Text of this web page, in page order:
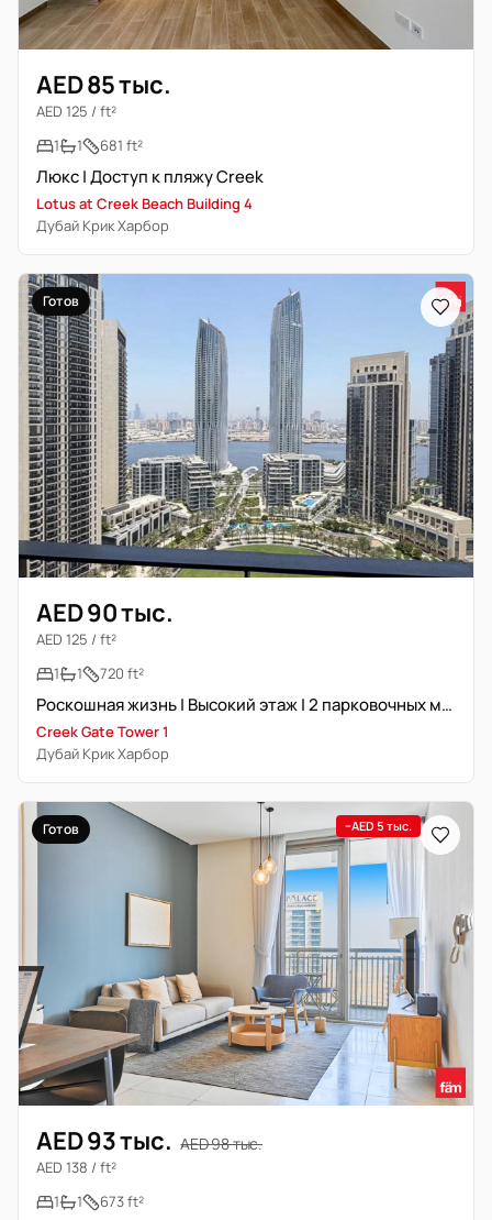
AED 85 тыс.
AED 125 / ft²
1
1 681 ft²
Люкс | Доступ к пляжу Creek
Lotus at Creek Beach Building 4
Дубай Крик Харбор
Готов
AED 90 тыс.
AED 125 / ft²
1
1 720 ft²
Роскошная жизнь | Высокий этаж | 2 парковочных места
Creek Gate Tower 1
Дубай Крик Харбор
Готов −AED 5 тыс.
AED 93 тыс. AED 98 тыс.
AED 138 / ft²
1
1 673 ft²